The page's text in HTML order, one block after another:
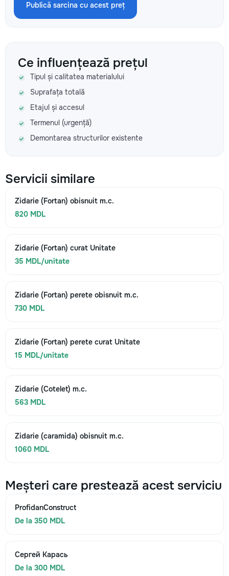
Publică sarcina cu acest preț
Ce influențează prețul
Tipul și calitatea materialului
Suprafața totală
Etajul și accesul
Termenul (urgență)
Demontarea structurilor existente
Servicii similare
Zidarie (Fortan) obisnuit m.c.
820 MDL
Zidarie (Fortan) curat Unitate
35 MDL/unitate
Zidarie (Fortan) perete obisnuit m.c.
730 MDL
Zidarie (Fortan) perete curat Unitate
15 MDL/unitate
Zidarie (Cotelet) m.c.
563 MDL
Zidarie (caramida) obisnuit m.c.
1060 MDL
Meșteri care prestează acest serviciu
ProfidanConstruct
De la 350 MDL
Сергей Карась
De la 300 MDL